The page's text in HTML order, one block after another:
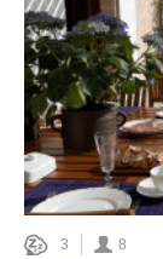
3 8